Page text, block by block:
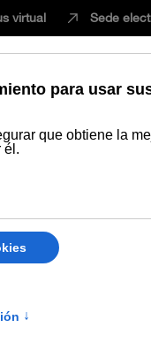
virtual Sede
InnovaciónVida
y Educación